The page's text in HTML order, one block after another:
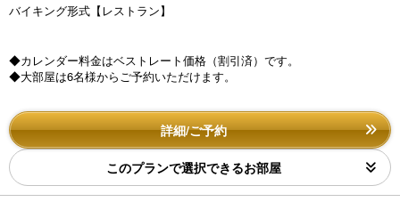
バイキング形式【レストラン】
◆カレンダー料金はベストレート価格（割引済）です。
◆大部屋は6名様からご予約いただけます。
詳細/ご予約
このプランで選択できるお部屋